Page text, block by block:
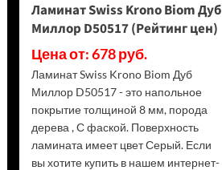
Ламинат Swiss Krono Biom Дуб
Миллор D50517 (Рейтинг цен)
Цена от: 678 руб.
Ламинат Swiss Krono Biom Дуб
Миллор D50517 - это напольное
покрытие толщиной 8 мм, порода
дерева , С фаской. Поверхность
ламината имеет цвет Серый. Если
вы хотите купить в нашем интернет-